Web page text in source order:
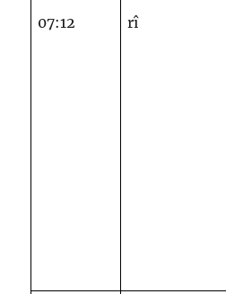
07:12 rî